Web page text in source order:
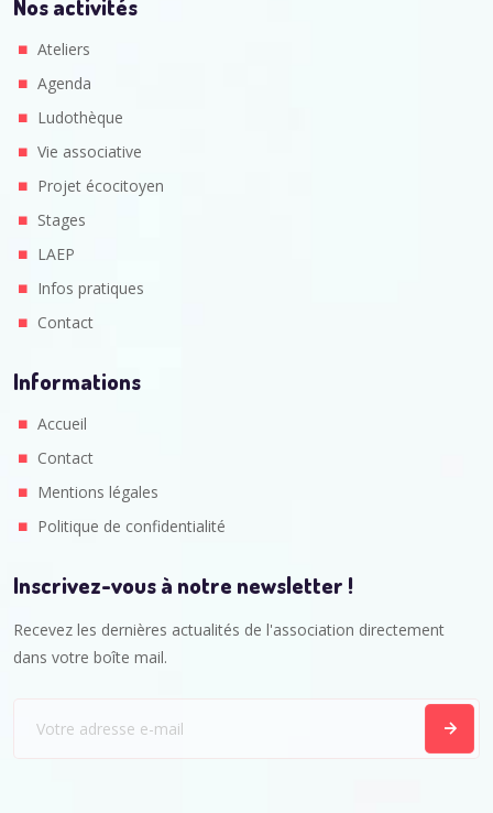
Nos activités
Ateliers
Agenda
Ludothèque
Vie associative
Projet écocitoyen
Stages
LAEP
Infos pratiques
Contact
Informations
Accueil
Contact
Mentions légales
Politique de confidentialité
Inscrivez-vous à notre newsletter !
Recevez les dernières actualités de l'association directement
dans votre boîte mail.